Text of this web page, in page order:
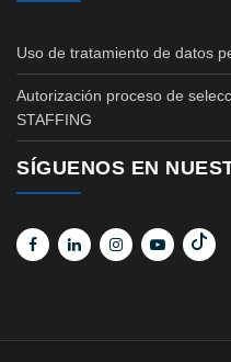
Uso de tratamiento de datos
Autorización proceso de
STAFFING
SÍGUENOS EN